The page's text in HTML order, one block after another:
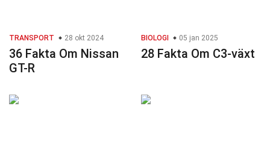
TRANSPORT 28 okt 2024
36 Fakta Om Nissan
GT-R
BIOLOGI 05 jan 2025
28 Fakta Om C3-växt